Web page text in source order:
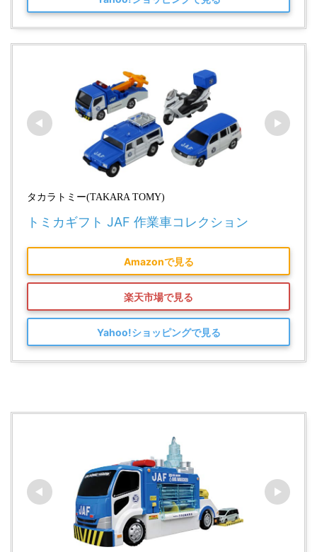
タカラトミー(TAKARA TOMY)
トミカギフト JAF 作業車コレクション
Amazonで見る
楽天市場で見る
Yahoo!ショッピングで見る